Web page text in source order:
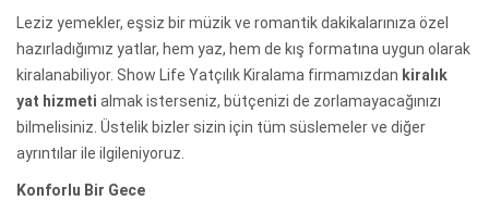
Leziz yemekler, eşsiz bir müzik ve romantik dakikalarınıza özel
hazırladığımız yatlar, hem yaz, hem de kış formatına uygun olarak
kiralanabiliyor. Show Life Yatçılık Kiralama firmamızdan kiralık
yat hizmeti almak isterseniz, bütçenizi de zorlamayacağınızı
bilmelisiniz. Üstelik bizler sizin için tüm süslemeler ve diğer
ayrıntılar ile ilgileniyoruz.
Konforlu Bir Gece